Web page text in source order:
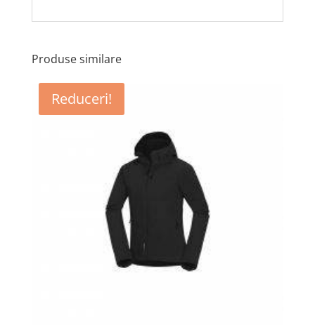
Produse similare
Reduceri!